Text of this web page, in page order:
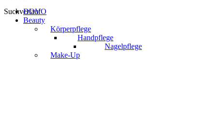
Suchverlauf
DOVO
Beauty
Körperpflege
Handpflege
Nagelpflege
Make-Up